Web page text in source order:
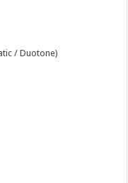
/ Duotone)